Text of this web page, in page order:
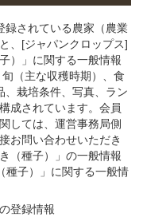
録されている農家（農業
、[ジャパンクロップス]
）」に関する一般情報
（主な収穫時期）、食
、栽培条件、写真、ラン
成されています。会員
しては、運営事務局側
お問い合わせいただき
（種子）」の一般情報
種子）」に関する一般情
の登録情報